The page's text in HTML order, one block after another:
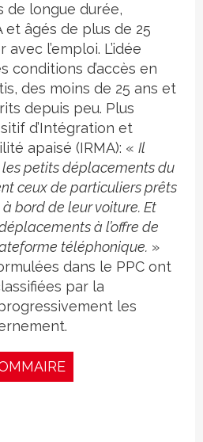
de longue durée,
et âgés de plus de 25
l’emploi. L’idée
conditions d’accès en
des moins de 25 ans et
depuis peu. Plus
d’Intégration et
apaisé (IRMA): « Il
les petits déplacements du
ceux de particuliers prêts
bord de leur voiture. Et
à l’offre de
téléphonique. »
dans le PPC ont
par la
les